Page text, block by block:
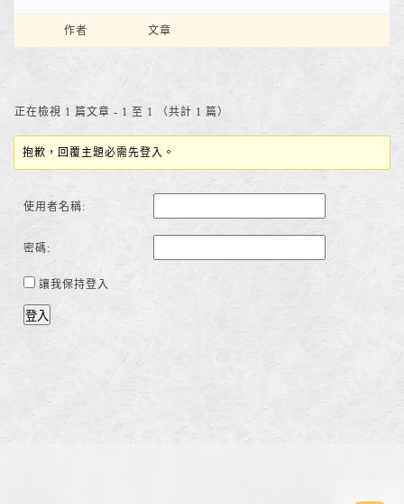
作者 文章
正在檢視 1 篇文章 - 1 至 1 （共計 1 篇）
抱歉，回覆主題必需先登入。
使用者名稱:
密碼:
讓我保持登入
登入